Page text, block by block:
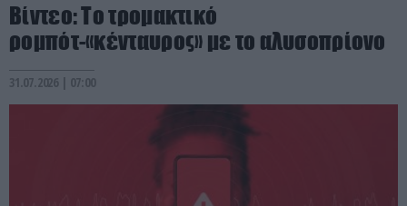
Βίντεο: Το τρομακτικό
ρομπότ-«κένταυρος» με το αλυσοπρίονο
31.07.2026 | 07:00